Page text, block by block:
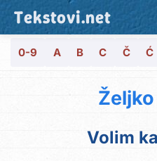
Tekstovi.net
0-9 A B C Č Ć
Volim